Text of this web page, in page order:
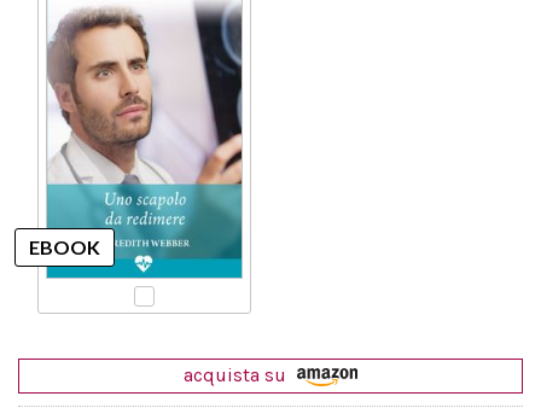
Calendario
acquista su